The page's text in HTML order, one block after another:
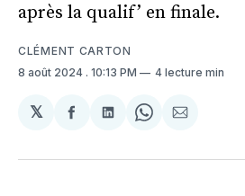
après la qualif’ en finale.
CLÉMENT CARTON
8 août 2024 . 10:13 PM 4 lecture min
𝕏
Partager
Facebook
Partager
LinkedIn
Share
WhatsApp
Partager
Courriel